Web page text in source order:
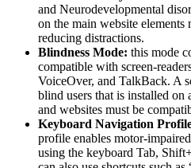
and Neurodevelopmental
on the main website
reducing distractions.
Blindness Mode: this mode
compatible with screen-
VoiceOver, and TalkBack. A
blind users that is installed on
and websites must be
Keyboard Navigation
profile enables motor-
using the keyboard Tab,